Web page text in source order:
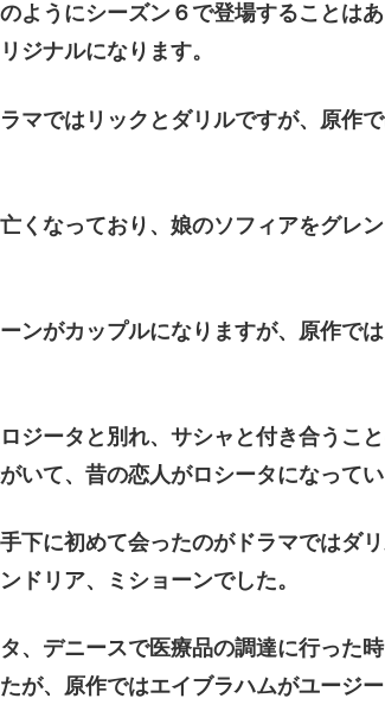
ようにシーズン６で登場することは
ジナルになります。
マではリックとダリルですが、原作
くなっており、娘のソフィアをグレ
ンがカップルになりますが、原作で
ジータと別れ、サシャと付き合うこ
いて、昔の恋人がロシータになってい
下に初めて会ったのがドラマではダ
ドリア、ミショーンでした。
、デニースで医療品の調達に行った
が、原作ではエイブラハムがユージ